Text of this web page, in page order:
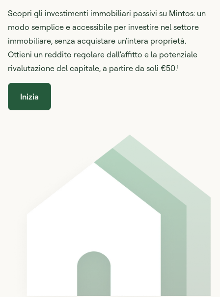
Scopri gli investimenti immobiliari passivi su Mintos: un
modo semplice e accessibile per investire nel settore
immobiliare, senza acquistare un'intera proprietà.
Ottieni un reddito regolare dall'affitto e la potenziale
rivalutazione del capitale, a partire da soli €50.¹
Inizia